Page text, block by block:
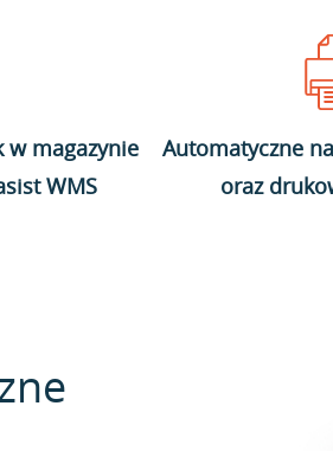
w magazynie
WMS
Automatyczne
oraz